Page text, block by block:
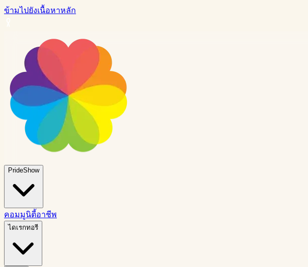
ข้ามไปยังเนื้อหาหลัก
PrideShow
คอมมูนิตี้อาชีพ
ไดเรกทอรี